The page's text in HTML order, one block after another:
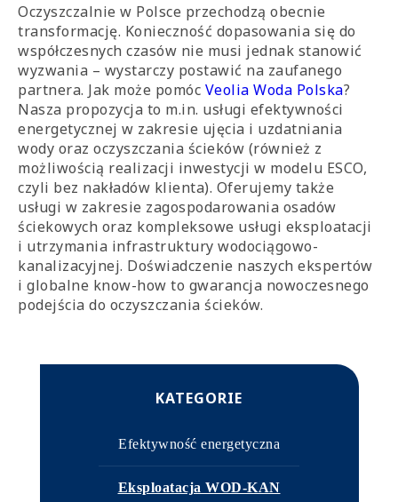
Oczyszczalnie w Polsce przechodzą obecnie
transformację. Konieczność dopasowania się do
współczesnych czasów nie musi jednak stanowić
wyzwania – wystarczy postawić na zaufanego
partnera. Jak może pomóc Veolia Woda Polska?
Nasza propozycja to m.in. usługi efektywności
energetycznej w zakresie ujęcia i uzdatniania
wody oraz oczyszczania ścieków (również z
możliwością realizacji inwestycji w modelu ESCO,
czyli bez nakładów klienta). Oferujemy także
usługi w zakresie zagospodarowania osadów
ściekowych oraz kompleksowe usługi eksploatacji
i utrzymania infrastruktury wodociągowo-
kanalizacyjnej. Doświadczenie naszych ekspertów
i globalne know-how to gwarancja nowoczesnego
podejścia do oczyszczania ścieków.
KATEGORIE
Efektywność energetyczna
Eksploatacja WOD-KAN